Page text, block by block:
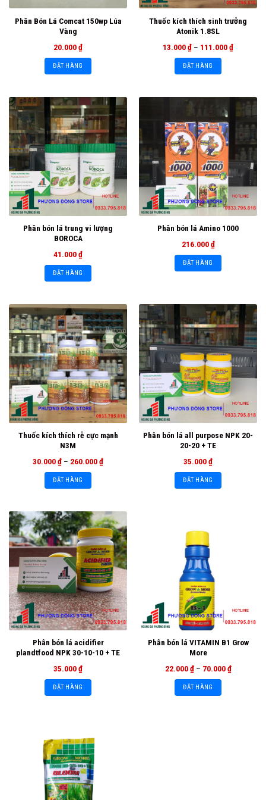
Phân Bón Lá Comcat 150wp Lúa
Vàng
20.000₫
ĐẶT HÀNG
Thuốc kích thích sinh trưởng
Atonik 1.8SL
13.000₫ – 111.000₫
ĐẶT HÀNG
Phân bón lá trung vi lượng
BOROCA
41.000₫
ĐẶT HÀNG
Phân bón lá Amino 1000
216.000₫
ĐẶT HÀNG
Thuốc kích thích rễ cực mạnh
N3M
30.000₫ – 260.000₫
ĐẶT HÀNG
Phân bón lá all purpose NPK 20-
20-20 + TE
35.000₫
ĐẶT HÀNG
Phân bón lá acidifier
plandtfood NPK 30-10-10 + TE
35.000₫
ĐẶT HÀNG
Phân bón lá VITAMIN B1 Grow
More
22.000₫ – 70.000₫
ĐẶT HÀNG